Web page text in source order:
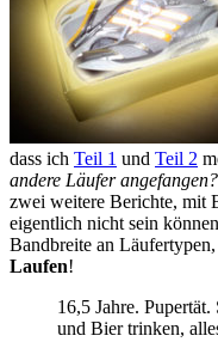
dass ich Teil 1 und Teil 2
andere Läufer
zwei weitere Berichte, mit
eigentlich nicht sein
Bandbreite an
Laufen!
16,5 Jahre.
und Bier trinken,